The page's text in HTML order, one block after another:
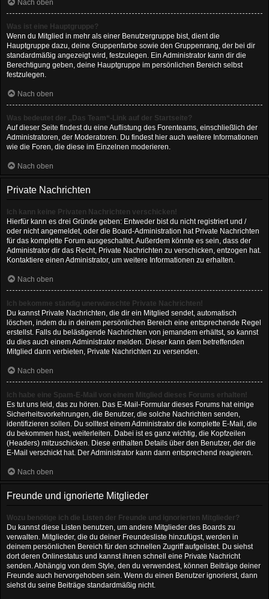
Nach oben
Was ist eine Hauptgruppe?
Wenn du Mitglied in mehr als einer Benutzergruppe bist, dient die
Hauptgruppe dazu, deine Gruppenfarbe sowie den Gruppenrang, der bei dir
standardmäßig angezeigt wird, festzulegen. Ein Administrator kann dir die
Berechtigung geben, deine Hauptgruppe im persönlichen Bereich selbst
festzulegen.
Nach oben
Was bedeutet der „Das Team“-Link auf der Startseite?
Auf dieser Seite findest du eine Auflistung des Forenteams, einschließlich der
Administratoren, der Moderatoren. Du findest hier auch weitere Informationen
wie die Foren, die diese im Einzelnen moderieren.
Nach oben
Private Nachrichten
Ich kann keine Privaten Nachrichten verschicken!
Hierfür kann es drei Gründe geben: Entweder bist du nicht registriert und /
oder nicht angemeldet, oder die Board-Administration hat Private Nachrichten
für das komplette Forum ausgeschaltet. Außerdem könnte es sein, dass der
Administrator dir das Recht, Private Nachrichten zu verschicken, entzogen hat.
Kontaktiere einen Administrator, um weitere Informationen zu erhalten.
Nach oben
Ich bekomme ständig unerwünschte Private Nachrichten!
Du kannst Private Nachrichten, die dir ein Mitglied sendet, automatisch
löschen, indem du in deinem persönlichen Bereich eine entsprechende Regel
erstellst. Falls du belästigende Nachrichten von jemandem erhältst, so kannst
du dies auch einem Administrator melden. Dieser kann dem betreffenden
Mitglied dann verbieten, Private Nachrichten zu versenden.
Nach oben
Ich habe eine Spam-E-Mail von einem Mitglied dieses Forums erhalten!
Es tut uns leid, das zu hören. Das E-Mail-Formular dieses Forums hat einige
Sicherheitsvorkehrungen, die Benutzer, die solche Nachrichten senden,
identifizieren sollen. Du solltest einem Administrator die komplette E-Mail, die
du bekommen hast, weiterleiten. Dabei ist es ganz wichtig, die Kopfzeilen
(Headers) mitzuschicken. Diese enthalten Details über den Benutzer, der die
E-Mail verschickt hat. Der Administrator kann dann entsprechend reagieren.
Nach oben
Freunde und ignorierte Mitglieder
Wozu benötige ich die Listen der Freunde und ignorierten Mitglieder?
Du kannst diese Listen benutzen, um andere Mitglieder des Boards zu
verwalten. Mitglieder, die du deiner Freundesliste hinzufügst, werden in
deinem persönlichen Bereich für den schnellen Zugriff aufgelistet. Du siehst
dort deren Onlinestatus und kannst ihnen schnell eine Private Nachricht
senden. Abhängig von dem Style, den du verwendest, können Beiträge deiner
Freunde auch hervorgehoben sein. Wenn du einen Benutzer ignorierst, dann
siehst du seine Beiträge standardmäßig nicht.